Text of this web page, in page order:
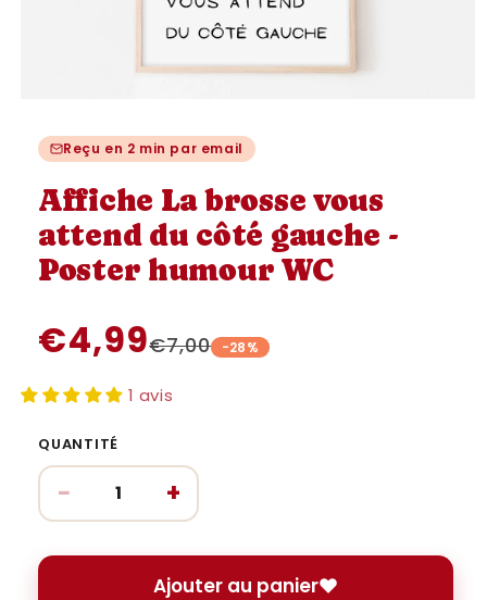
média
fenêtre
Reçu en 2 min par email
Affiche La brosse vous
attend du côté gauche -
Poster humour WC
€4,99€7,00 -28%
1 avis
QUANTITÉ
− +
Ajouter au panier